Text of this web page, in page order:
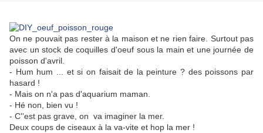
On ne pouvait pas rester à la maison et ne rien faire. Surtout pas
avec un stock de coquilles d'oeuf sous la main et une journée de
poisson d'avril.
- Hum hum ... et si on faisait de la peinture ? des poissons par
hasard !
- Mais on n'a pas d'aquarium maman.
- Hé non, bien vu !
- C''est pas grave, on va imaginer la mer.
Deux coups de ciseaux à la va-vite et hop la mer !